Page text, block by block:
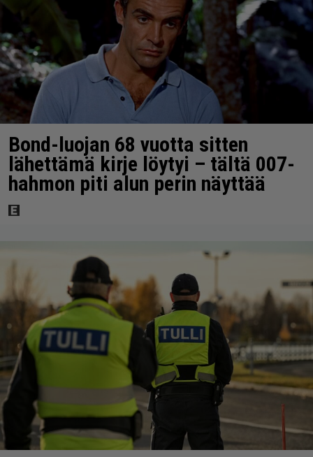
Bond-luojan 68 vuotta sitten
lähettämä kirje löytyi – tältä 007-
hahmon piti alun perin näyttää